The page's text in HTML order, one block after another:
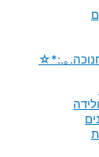
｡.:*☆